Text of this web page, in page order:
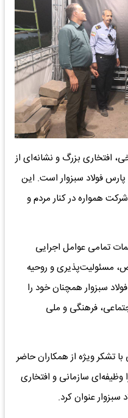
افتخاری بزرگ و نشانه‌ای از
فولاد سبزوار است. این
همواره در کنار مردم و
تمامی عوامل اجرایی
مسئولیت‌پذیری و روحیه
سبزوار همچنان خود را
فرهنگی و ملی
تشکر ویژه از همکاران حاضر
وظیفه‌ای سازمانی و افتخاری
سبزوار عنوان کرد.